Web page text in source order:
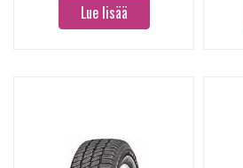
Lue lisää